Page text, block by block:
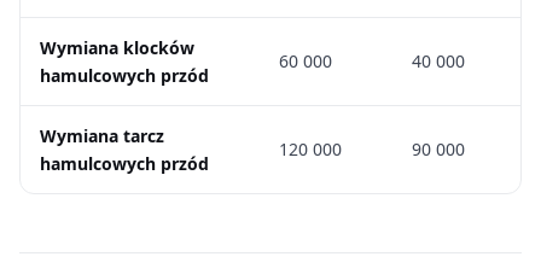
Wymiana klocków
hamulcowych przód
60 000 40 000
Wymiana tarcz
hamulcowych przód
120 000 90 000